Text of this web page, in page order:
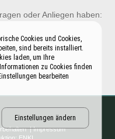
oder Anliegen haben:
|Impressum
Cookies und Cookies,
sind bereits installiert.
laden, um Ihre
zu Cookies finden
bearbeiten
Einstellungen ändern